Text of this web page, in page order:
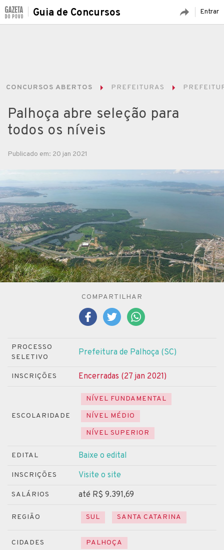
Entrar
Guia de Concursos
CONCURSOS ABERTOS PREFEITURAS
Palhoça abre seleção para
todos os níveis
Publicado em: 20 jan 2021
COMPARTILHAR
PROCESSO
SELETIVO
Prefeitura de Palhoça (SC)
INSCRIÇÕES Encerradas (27 jan 2021)
ESCOLARIDADE
NÍVEL FUNDAMENTAL
NÍVEL MÉDIO
NÍVEL SUPERIOR
EDITAL Baixe o edital
INSCRIÇÕES Visite o site
SALÁRIOS até R$ 9.391,69
REGIÃO SUL SANTA CATARINA
CIDADES PALHOÇA